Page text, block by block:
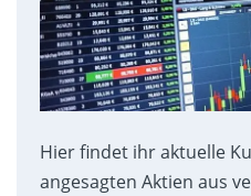
Hier findet ihr aktuelle
angesagten Aktien aus